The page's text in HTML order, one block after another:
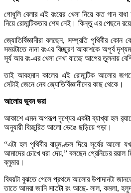
গোধুলি বেলার এই রংয়ের খেলা নিয়ে কত গান
নিয়ে রোমান্টিকতার শেষ নেই। কিন্তু এর পেছনে
জ্যোতির্বিজ্ঞানীরা বলছেন, সম্প্রতি পৃথিবীর
সময়টাতে নানা রংএর বিচ্ছুরণ আকাশকে অপূর্ব
সূর্য আর রং-এর খেলা দেখা যাচ্ছে আগের তুলনায়
তাই আবহমান কালের এই রোমান্টিক আলোর
সেটাই জেনে নেব জ্যোতির্বিজ্ঞানীদের কাছ থেকে।
আলোয় ভুবন ভরা
আকাশে এমন অপরূপ দৃশ্যের একটা ব্যাখ্যা হল র‍্যালে
অনুযায়ী বিচ্ছুরিত আলো ভেঙে ছড়িয়ে পড়া।
“এটা হল পৃথিবীর বায়ুমণ্ডল দিয়ে সূর্যের আলো
আমাদের চোখে ধরা দেয়,” বলছেন গ্রেনিচের রয়াল
ব্লুমার।
বিষয়টা বুঝতে গেলে প্রথমে আলোর উপাদানটা
তাতে আমরা জানি সাতটা রং আছে- লাল, কমলা,